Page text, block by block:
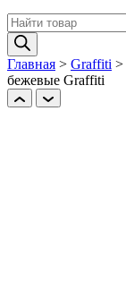
Поиск
товаров
Главная > Graffiti >
бежевые Graffiti